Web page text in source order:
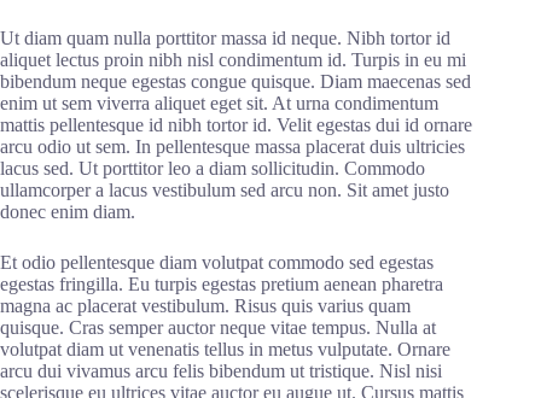
Ut diam quam nulla porttitor massa id neque. Nibh tortor id
aliquet lectus proin nibh nisl condimentum id. Turpis in eu mi
bibendum neque egestas congue quisque. Diam maecenas sed
enim ut sem viverra aliquet eget sit. At urna condimentum
mattis pellentesque id nibh tortor id. Velit egestas dui id ornare
arcu odio ut sem. In pellentesque massa placerat duis ultricies
lacus sed. Ut porttitor leo a diam sollicitudin. Commodo
ullamcorper a lacus vestibulum sed arcu non. Sit amet justo
donec enim diam.
Et odio pellentesque diam volutpat commodo sed egestas
egestas fringilla. Eu turpis egestas pretium aenean pharetra
magna ac placerat vestibulum. Risus quis varius quam
quisque. Cras semper auctor neque vitae tempus. Nulla at
volutpat diam ut venenatis tellus in metus vulputate. Ornare
arcu dui vivamus arcu felis bibendum ut tristique. Nisl nisi
scelerisque eu ultrices vitae auctor eu augue ut. Cursus mattis